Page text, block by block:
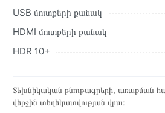
USB մուտքերի քանակ
HDMI մուտքերի քանակ
HDR 10+
Տեխնիկական բնութագրերի, առաքման
վերջին տեղեկատվության վրա։